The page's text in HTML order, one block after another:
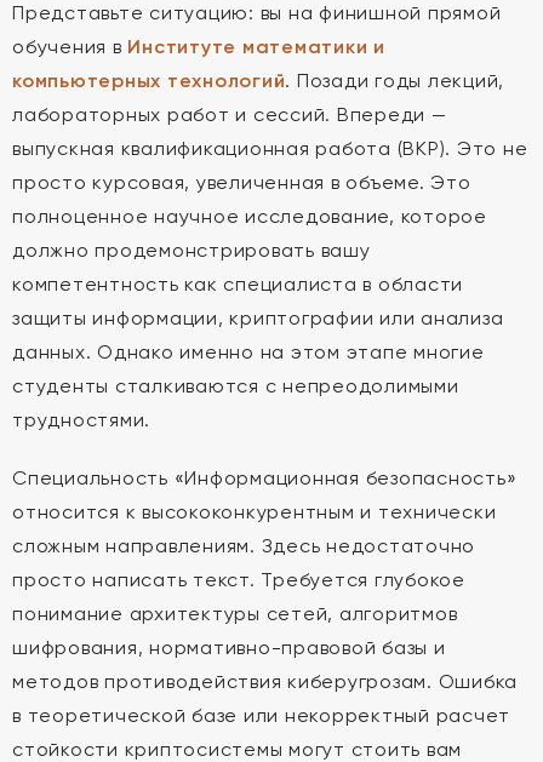
Представьте ситуацию: вы на финишной прямой
обучения в Институте математики и
компьютерных технологий. Позади годы лекций,
лабораторных работ и сессий. Впереди —
выпускная квалификационная работа (ВКР). Это не
просто курсовая, увеличенная в объеме. Это
полноценное научное исследование, которое
должно продемонстрировать вашу
компетентность как специалиста в области
защиты информации, криптографии или анализа
данных. Однако именно на этом этапе многие
студенты сталкиваются с непреодолимыми
трудностями.
Специальность «Информационная безопасность»
относится к высококонкурентным и технически
сложным направлениям. Здесь недостаточно
просто написать текст. Требуется глубокое
понимание архитектуры сетей, алгоритмов
шифрования, нормативно-правовой базы и
методов противодействия киберугрозам. Ошибка
в теоретической базе или некорректный расчет
стойкости криптосистемы могут стоить вам